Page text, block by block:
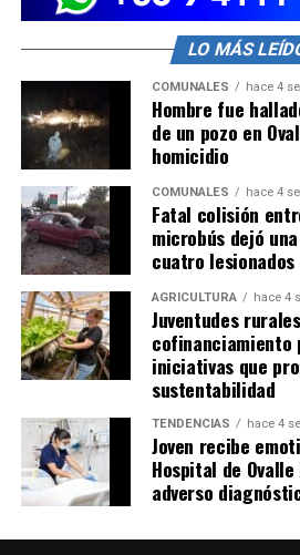
LO MÁS
COMUNALES hace 4
Hombre fue
de un pozo en
homicidio
COMUNALES hace 4
Fatal colisión
microbús dejó
cuatro lesionados
AGRICULTURA hace 4
Juventudes
cofinanciamiento
iniciativas que
sustentabilidad
TENDENCIAS hace 4
Joven recibe
Hospital de
adverso